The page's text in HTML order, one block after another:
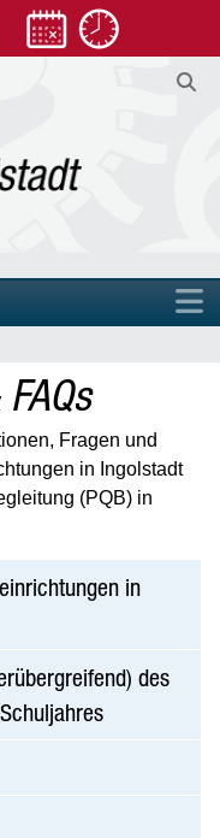
Fragen und
in Ingolstadt
(PQB) in
in
des